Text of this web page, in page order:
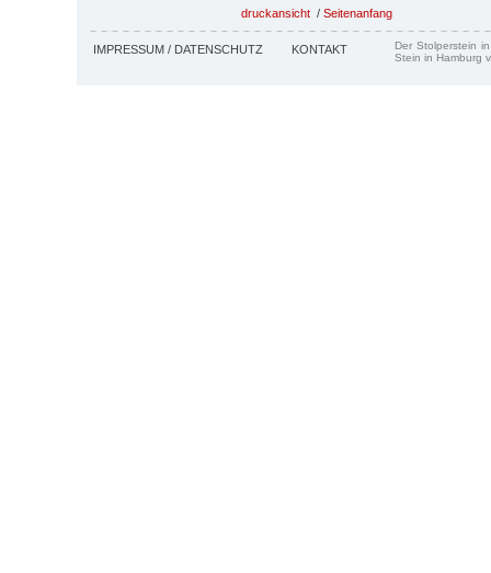
druckansicht / Seitenanfang
IMPRESSUM / DATENSCHUTZ KONTAKT
Der Stolperstein
Stein in Hamburg